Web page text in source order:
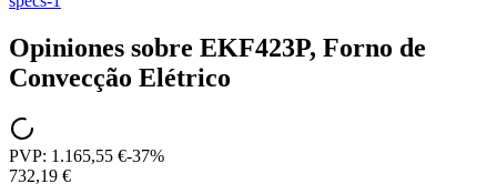
Opiniones sobre EKF423P, Forno de
Convecção Elétrico
PVP: 1.165,55 €-37%
732,19 €